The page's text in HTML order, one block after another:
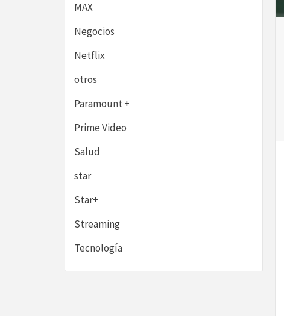
MAX
Negocios
Netflix
otros
Paramount +
Prime Video
Salud
star
Star+
Streaming
Tecnología